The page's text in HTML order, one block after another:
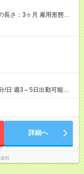
長さ：3ヶ月 雇用形態、
/日 週3～5日出勤可能な
地により多少の前後
詳細へ
社